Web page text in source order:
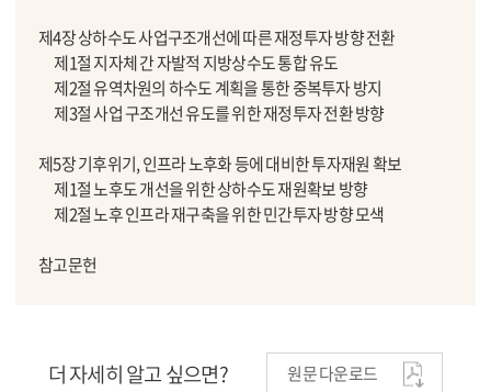
제4장 상하수도 사업구조개선에 따른 재정투자 방향 전환
제1절 지자체 간 자발적 지방상수도 통합 유도
제2절 유역차원의 하수도 계획을 통한 중복투자 방지
제3절 사업 구조개선 유도를 위한 재정투자 전환 방향
제5장 기후위기, 인프라 노후화 등에 대비한 투자재원 확보
제1절 노후도 개선을 위한 상하수도 재원확보 방향
제2절 노후 인프라 재구축을 위한 민간투자 방향 모색
참고문헌
더 자세히 알고 싶으면? 원문 다운로드